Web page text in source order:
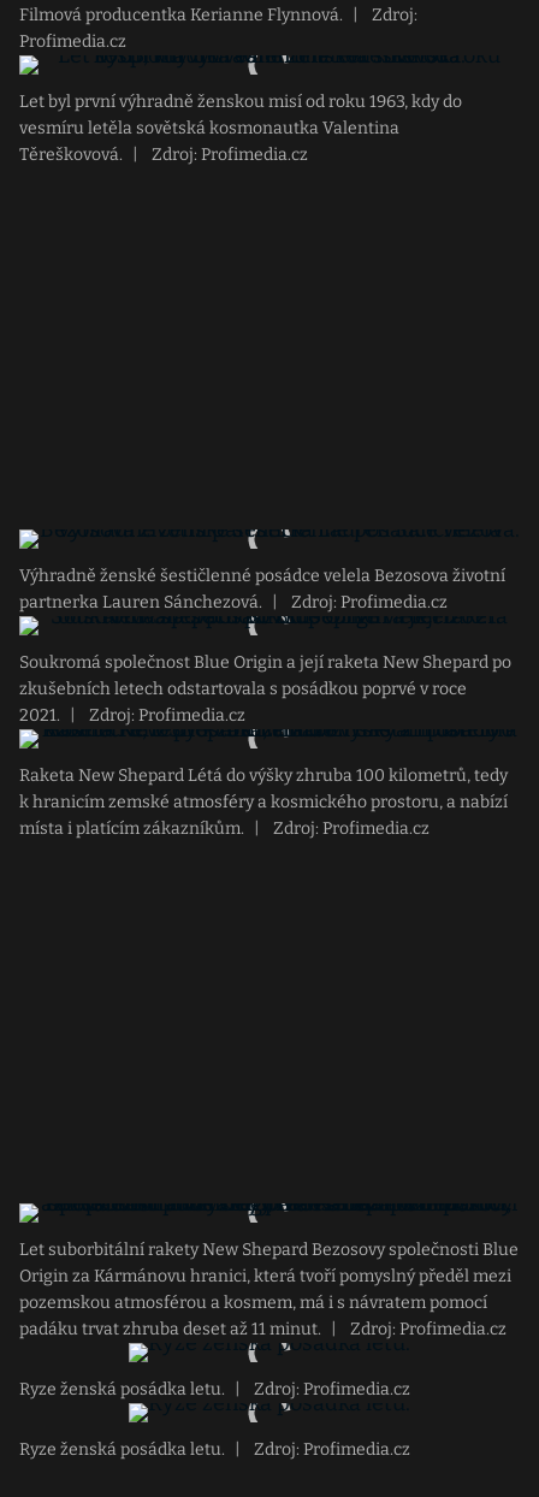
Filmová producentka Kerianne Flynnová.
Zdroj:
Profimedia.cz
Let byl první výhradně ženskou misí od roku 1963, kdy do
vesmíru letěla sovětská kosmonautka Valentina
Těreškovová.
Zdroj: Profimedia.cz
Výhradně ženské šestičlenné posádce velela Bezosova životní
partnerka Lauren Sánchezová.
Zdroj: Profimedia.cz
Soukromá společnost Blue Origin a její raketa New Shepard po
zkušebních letech odstartovala s posádkou poprvé v roce
2021.
Zdroj: Profimedia.cz
Raketa New Shepard Létá do výšky zhruba 100 kilometrů, tedy
k hranicím zemské atmosféry a kosmického prostoru, a nabízí
místa i platícím zákazníkům.
Zdroj: Profimedia.cz
Let suborbitální rakety New Shepard Bezosovy společnosti Blue
Origin za Kármánovu hranici, která tvoří pomyslný předěl mezi
pozemskou atmosférou a kosmem, má i s návratem pomocí
padáku trvat zhruba deset až 11 minut.
Zdroj: Profimedia.cz
Ryze ženská posádka letu. Zdroj: Profimedia.cz
Ryze ženská posádka letu. Zdroj: Profimedia.cz